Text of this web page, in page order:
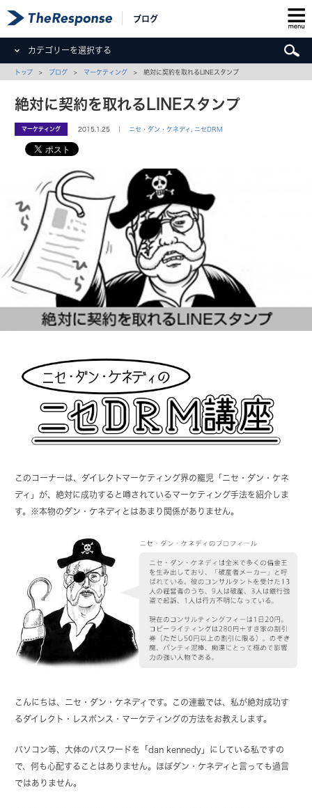
ブログ
カテゴリーを選択する
トップ > ブログ > マーケティング > 絶対に契約を取れるLINEスタンプ
絶対に契約を取れるLINEスタンプ
マーケティング 2015.1.25 ｜ ニセ・ダン・ケネディ ニセDRM
このコーナーは、ダイレクトマーケティング界の寵児「ニセ・ダン・ケネ
ディ」が、絶対に成功すると噂されているマーケティング手法を紹介しま
す。※本物のダン・ケネディとはあまり関係がありません。
こんにちは、ニセ・ダン・ケネディです。この連載では、私が絶対成功す
るダイレクト・レスポンス・マーケティングの方法をお教えします。
パソコン等、大体のパスワードを「dan kennedy」にしている私ですの
で、何も心配することはありません。ほぼダン・ケネディと言っても過言
ではありません。